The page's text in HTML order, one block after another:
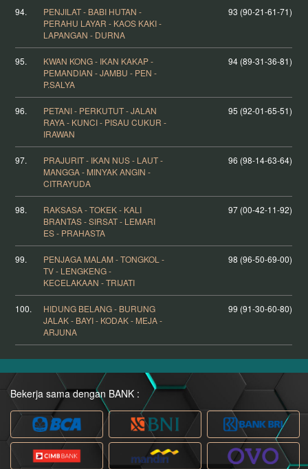
94.
PENJILAT - BABI HUTAN -
PERAHU LAYAR - KAOS KAKI -
LAPANGAN - DURNA
93 (90-21-61-71)
95.
KWAN KONG - IKAN KAKAP -
PEMANDIAN - JAMBU - PEN -
P.SALYA
94 (89-31-36-81)
96.
PETANI - PERKUTUT - JALAN
RAYA - KUNCI - PISAU CUKUR -
IRAWAN
95 (92-01-65-51)
97.
PRAJURIT - IKAN NUS - LAUT -
MANGGA - MINYAK ANGIN -
CITRAYUDA
96 (98-14-63-64)
98.
RAKSASA - TOKEK - KALI
BRANTAS - SIRSAT - LEMARI
ES - PRAHASTA
97 (00-42-11-92)
99.
PENJAGA MALAM - TONGKOL -
TV - LENGKENG -
KECELAKAAN - TRIJATI
98 (96-50-69-00)
100.
HIDUNG BELANG - BURUNG
JALAK - BAYI - KODAK - MEJA -
ARJUNA
99 (91-30-60-80)
Bekerja sama dengan BANK :